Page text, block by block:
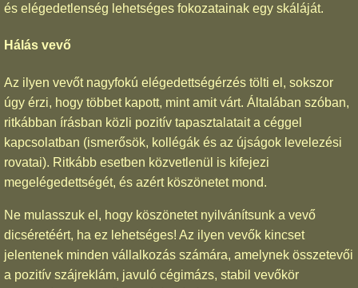
és elégedetlenség lehetséges fokozatainak egy skáláját.
Hálás vevő
Az ilyen vevőt nagyfokú elégedettségérzés tölti el, sokszor
úgy érzi, hogy többet kapott, mint amit várt. Általában szóban,
ritkábban írásban közli pozitív tapasztalatait a céggel
kapcsolatban (ismerősök, kollégák és az újságok levelezési
rovatai). Ritkább esetben közvetlenül is kifejezi
megelégedettségét, és azért köszönetet mond.
Ne mulasszuk el, hogy köszönetet nyilvánítsunk a vevő
dicséretéért, ha ez lehetséges! Az ilyen vevők kincset
jelentenek minden vállalkozás számára, amelynek összetevői
a pozitív szájreklám, javuló cégimázs, stabil vevőkör